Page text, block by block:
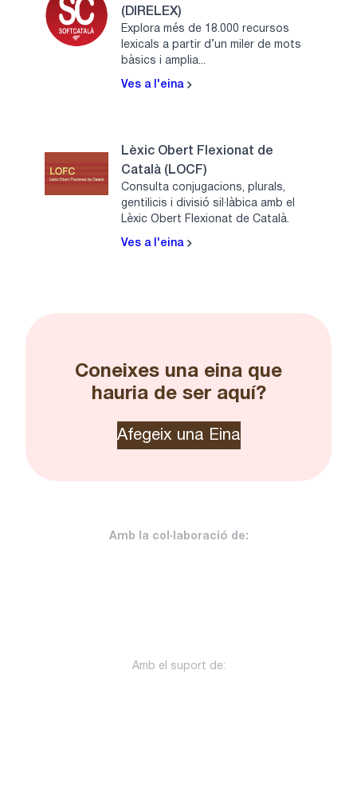
(DIRELEX)
Explora més de 18.000 recursos
lexicals a partir d’un miler de mots
bàsics i amplia...
Ves a l'eina
Lèxic Obert Flexionat de
Català (LOCF)
Consulta conjugacions, plurals,
gentilicis i divisió sil·làbica amb el
Lèxic Obert Flexionat de Català.
Ves a l'eina
Coneixes una eina que
hauria de ser aquí?
Afegeix una Eina
Amb la col·laboració de:
Amb el suport de: